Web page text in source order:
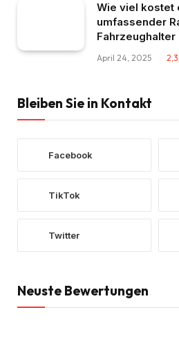
Wie viel kostet
umfassender
Fahrzeughalter
April 24, 2025
Bleiben Sie in Kontakt
Facebook
TikTok
Twitter
Neuste Bewertungen